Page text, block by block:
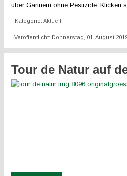
über Gärtnern ohne Pestizide.
Kategorie:Aktuell
Veröffentlicht: Donnerstag, 01. August
Tour de Natur auf